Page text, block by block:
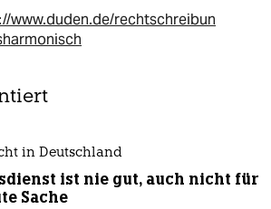
www.duden.de/rechtschreibun
in Deutschland
ist nie gut, auch nicht für
Sache